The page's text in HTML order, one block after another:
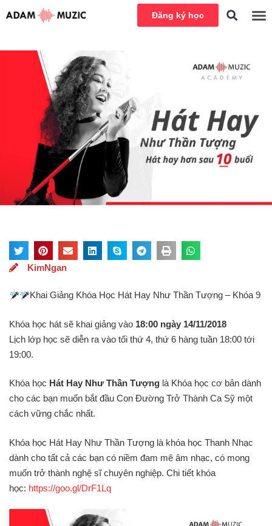
Đăng ký học
KimNgan
Khai Giảng Khóa Học Hát Hay Như Thần Tượng – Khóa 9
Khóa học hát sẽ khai giảng vào 18:00 ngày 14/11/2018
Lịch lớp học sẽ diễn ra vào tối thứ 4, thứ 6 hàng tuần 18:00 tới
19:00.
Khóa học Hát Hay Như Thần Tượng là Khóa học cơ bản dành
cho các bạn muốn bắt đầu Con Đường Trở Thành Ca Sỹ một
cách vững chắc nhất.
Khóa học Hát Hay Như Thần Tượng là khóa học Thanh Nhạc
dành cho tất cả các bạn có niềm đam mê âm nhạc, có mong
muốn trở thành nghệ sĩ chuyên nghiệp. Chi tiết khóa
học: https://goo.gl/DrF1Lq